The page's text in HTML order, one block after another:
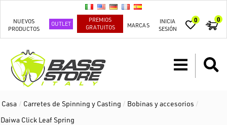
NUEVOS
PRODUCTOS
OUTLET
PREMIOS
GRATUITOS
MARCAS
INICIA
SESIÓN
0 0
Casa / Carretes de Spinning y Casting / Bobinas y accesorios /
Daiwa Click Leaf Spring